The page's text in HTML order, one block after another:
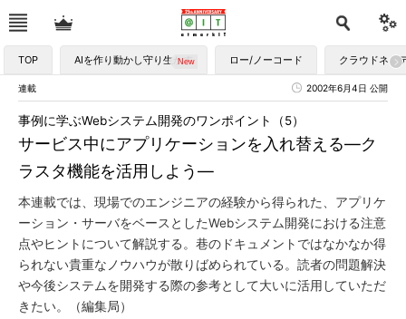
TOP AIを作り動かし守り生かす ロー/ノーコード クラウドネイ
連載 2002年6月4日 公開
サービス中にアプリケーションを入れ替える―ク
ラスタ機能を活用しよう―
事例に学ぶWebシステム開発のワンポイント（5）
本連載では、現場でのエンジニアの経験から得られた、アプリケ
ーション・サーバをベースとしたWebシステム開発における注意
点やヒントについて解説する。巷のドキュメントではなかなか得
られない貴重なノウハウが散りばめられている。読者の問題解決
や今後システムを開発する際の参考として大いに活用していただ
きたい。（編集局）